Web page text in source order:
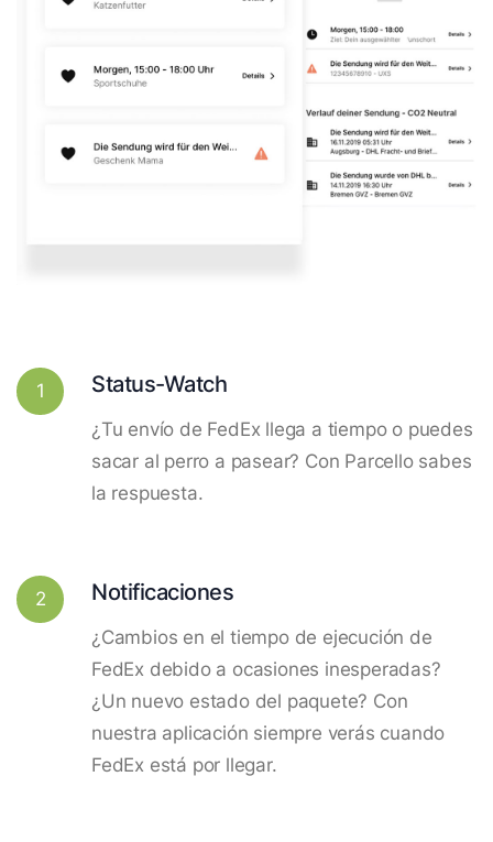
1 Status-Watch
¿Tu envío de FedEx llega a tiempo o puedes
sacar al perro a pasear? Con Parcello sabes
la respuesta.
2 Notificaciones
¿Cambios en el tiempo de ejecución de
FedEx debido a ocasiones inesperadas?
¿Un nuevo estado del paquete? Con
nuestra aplicación siempre verás cuando
FedEx está por llegar.